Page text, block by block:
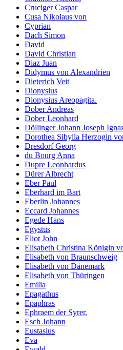
Cruciger Caspar
Cusa Nikolaus von
Cyprian
Dach Simon
David
David Christian
Diaz Juan
Didymus von Alexandrien
Dieterich Veit
Dionysius
Dionysius Areopagita.
Dober Andreas
Dober Leonhard
Döllinger Johann Joseph
Dorothea Sibylla Herzogin
Dresdorf Georg
du Bourg Anna
Dupre Leonhardus
Dürer Albrecht
Eber Paul
Eberhard im Bart
Eberlin Johannes
Eccard Johannes
Egede Hans
Egystus
Eliot John
Elisabeth Christina Königin
Elisabeth von Braunschweig
Elisabeth von Dänemark
Elisabeth von Thüringen
Emilia
Epagathus
Epaphras
Ephraem der Syrer.
Esch Johann
Eustasius
Eva